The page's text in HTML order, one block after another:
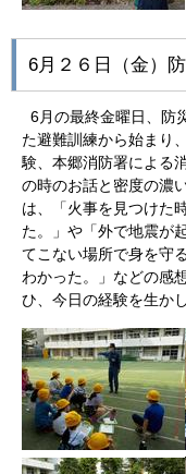
6月２６日（金）
6月の最終金曜日、防
た避難訓練から始まり
験、本郷消防署による
の時のお話と密度の濃
は、「火事を見つけた
た。」や「外で地震が
てこない場所で身を守
わかった。」などの感
ひ、今日の経験を生か